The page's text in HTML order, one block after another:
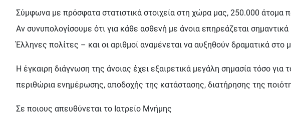
Σύμφωνα µε πρόσφατα στατιστικά στοιχεία στη χώρα μας, 250.000 άτομα
Aν συνυπολογίσουμε ότι για κάθε ασθενή με άνοια επηρεάζεται
Έλληνες πολίτες – και οι αριθµοί αναµένεται να αυξηθούν δραµατικά στο
Η έγκαιρη διάγνωση της άνοιας έχει εξαιρετικά μεγάλη σημασία τόσο
περιθώρια ενημέρωσης, αποδοχής της κατάστασης, διατήρησης της
Σε ποιους απευθύνεται το Ιατρείο Μνήμης